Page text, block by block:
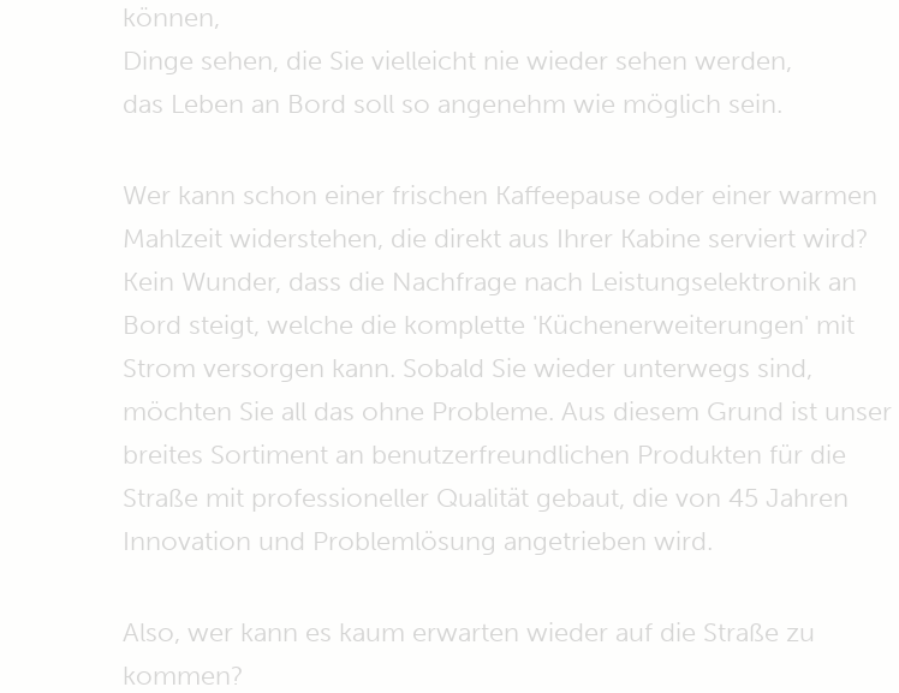
können,
Dinge sehen, die Sie vielleicht nie wieder sehen werden,
das Leben an Bord soll so angenehm wie möglich sein.
Wer kann schon einer frischen Kaffeepause oder einer warmen
Mahlzeit widerstehen, die direkt aus Ihrer Kabine serviert wird?
Kein Wunder, dass die Nachfrage nach Leistungselektronik an
Bord steigt, welche die komplette 'Küchenerweiterungen' mit
Strom versorgen kann. Sobald Sie wieder unterwegs sind,
möchten Sie all das ohne Probleme. Aus diesem Grund ist unser
breites Sortiment an benutzerfreundlichen Produkten für die
Straße mit professioneller Qualität gebaut, die von 45 Jahren
Innovation und Problemlösung angetrieben wird.
Also, wer kann es kaum erwarten wieder auf die Straße zu
kommen?